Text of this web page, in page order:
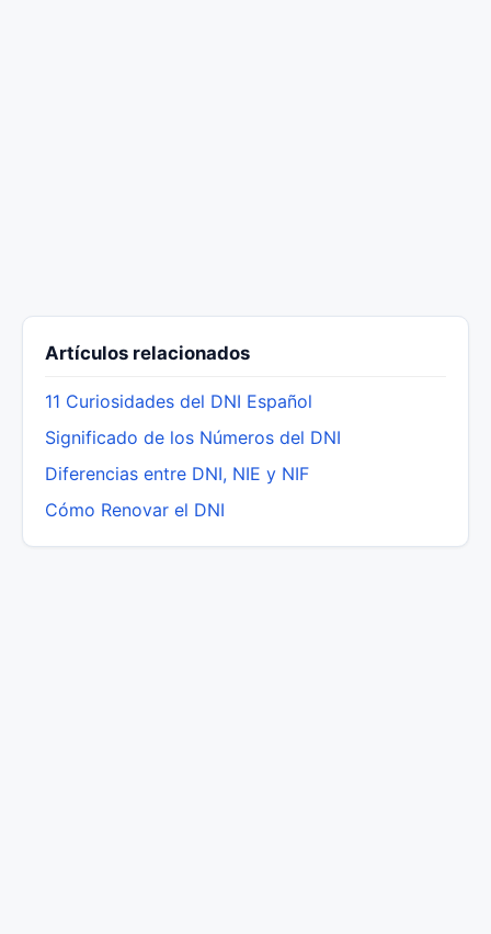
Artículos relacionados
11 Curiosidades del DNI Español
Significado de los Números del DNI
Diferencias entre DNI, NIE y NIF
Cómo Renovar el DNI